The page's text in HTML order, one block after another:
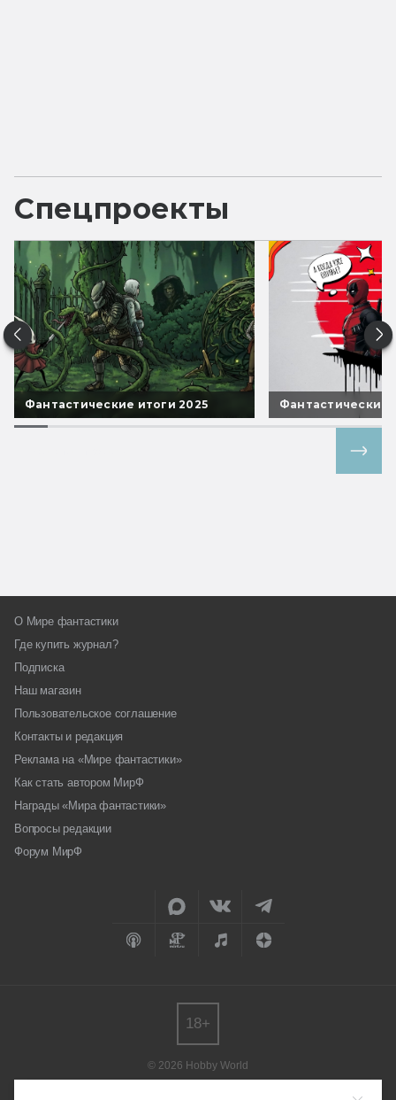
Спецпроекты
Фантастические итоги 2025 Фантастические
О Мире фантастики
Где купить журнал?
Подписка
Наш магазин
Пользовательское соглашение
Контакты и редакция
Реклама на «Мире фантастики»
Как стать автором МирФ
Награды «Мира фантастики»
Вопросы редакции
Форум МирФ
© 2026 Hobby World
18+